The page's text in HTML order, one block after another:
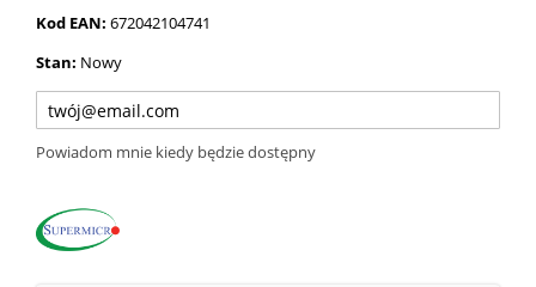
Kod EAN: 672042104741
Stan: Nowy
Powiadom mnie kiedy będzie dostępny